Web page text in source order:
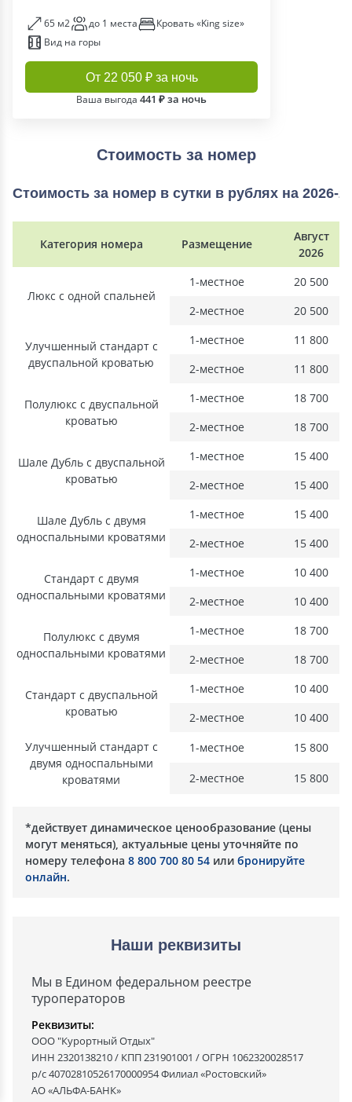
65 м2 до 1 места
Кровать «King size»
Вид на горы
От 22 050 ₽ за ночь
Ваша выгода 441 ₽ за ночь
Стоимость за номер
Стоимость за номер в сутки в рублях на 2026-
Категория номера Размещение
Август
2026
Люкс с одной спальней
1-местное
20 500
2-местное
20 500
Улучшенный стандарт с
двуспальной кроватью
1-местное
11 800
2-местное
11 800
Полулюкс с двуспальной
кроватью
1-местное
18 700
2-местное
18 700
Шале Дубль с двуспальной
кроватью
1-местное
15 400
2-местное
15 400
Шале Дубль с двумя
односпальными кроватями
1-местное
15 400
2-местное
15 400
Стандарт с двумя
односпальными кроватями
1-местное
10 400
2-местное
10 400
Полулюкс с двумя
односпальными кроватями
1-местное
18 700
2-местное
18 700
Стандарт с двуспальной
кроватью
1-местное
10 400
2-местное
10 400
Улучшенный стандарт с
двумя односпальными
кроватями
1-местное 15 800
2-местное 15 800
*действует динамическое ценообразование (цены
могут меняться), актуальные цены уточняйте по
номеру телефона 8 800 700 80 54 или бронируйте
онлайн.
Наши реквизиты
Мы в Едином федеральном реестре
туроператоров
Реквизиты:
ООО "Курортный Отдых"
ИНН 2320138210 / КПП 231901001 / ОГРН 1062320028517
р/с 40702810526170000954 Филиал «Ростовский»
АО «АЛЬФА-БАНК»